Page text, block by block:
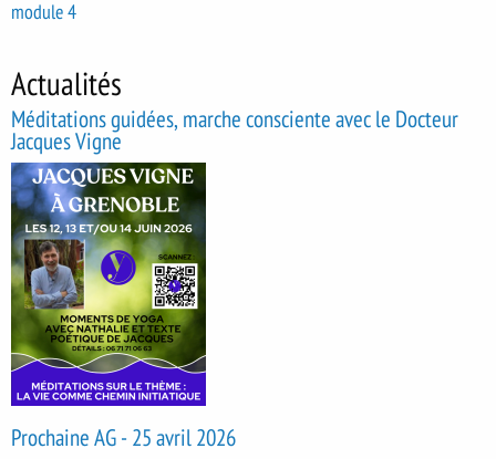
module 4
Actualités
Méditations guidées, marche consciente avec le Docteur
Jacques Vigne
Prochaine AG - 25 avril 2026